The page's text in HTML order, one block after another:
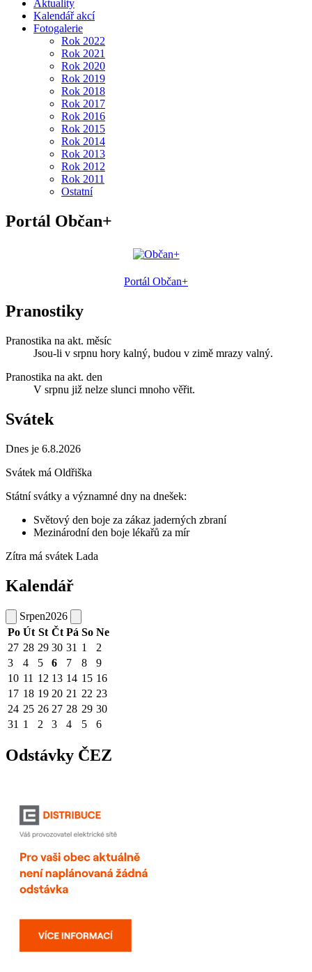
Aktuality
Kalendář akcí
Fotogalerie
Rok 2022
Rok 2021
Rok 2020
Rok 2019
Rok 2018
Rok 2017
Rok 2016
Rok 2015
Rok 2014
Rok 2013
Rok 2012
Rok 2011
Ostatní
Portál Občan+
Portál Občan+
Pranostiky
Pranostika na akt. měsíc
Jsou-li v srpnu hory kalný, budou v zimě mrazy valný.
Pranostika na akt. den
V srpnu již nelze slunci mnoho věřit.
Svátek
Dnes je 6.8.2026
Svátek má Oldřiška
Státní svátky a významné dny na dnešek:
Světový den boje za zákaz jaderných zbraní
Mezinárodní den boje lékařů za mír
Zítra má svátek Lada
Kalendář
Srpen2026
Po Út St Čt Pá So Ne
27 28 29 30 31 1
2
3
4 5 6 7 8
9
10 11 12 13 14 15 16
17 18 19 20 21 22 23
24 25 26 27 28 29 30
31 1 2 3 4 5 6
Odstávky ČEZ